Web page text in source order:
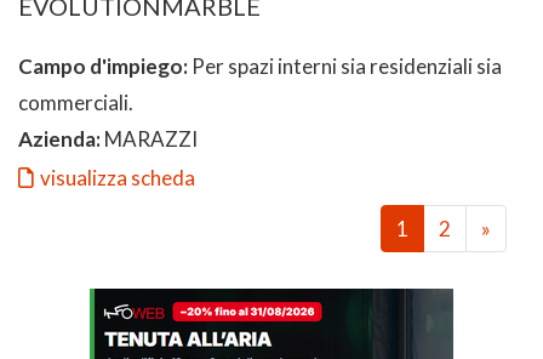
EVOLUTIONMARBLE
Campo d'impiego: Per spazi interni sia residenziali sia
commerciali.
Azienda:MARAZZI
visualizza scheda
1
2 »